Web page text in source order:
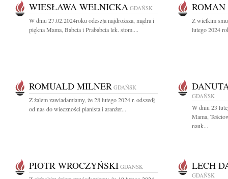
WIESŁAWA WELNICKA GDAŃSK
W dniu 27.02.2024roku odeszła najdroższa, mądra i
piękna Mama, Babcia i Prababcia lek. stom....
ROMAN
Z wielkim
lutego 2024
ROMUALD MILNER GDAŃSK
Z żalem zawiadamiamy, że 28 lutego 2024 r. odszedł
od nas do wieczności pianista i aranżer...
GDAŃSK
W dniu 23
Mama,
nauk...
PIOTR WROCZYŃSKI GDAŃSK LECH
GDAŃSK